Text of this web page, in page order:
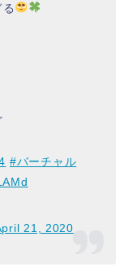
#バーチャル
21, 2020